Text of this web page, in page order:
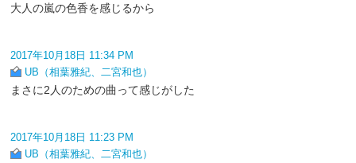
大人の嵐の色香を感じるから
2017年10月18日 11:34 PM
UB（相葉雅紀、二宮和也）
まさに2人のための曲って感じがした
2017年10月18日 11:23 PM
UB（相葉雅紀、二宮和也）